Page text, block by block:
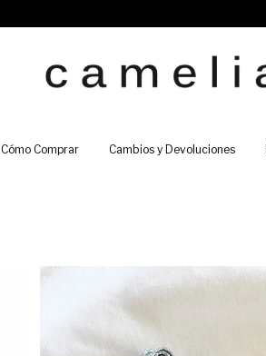
Cómo Comprar Cambios y Devoluciones